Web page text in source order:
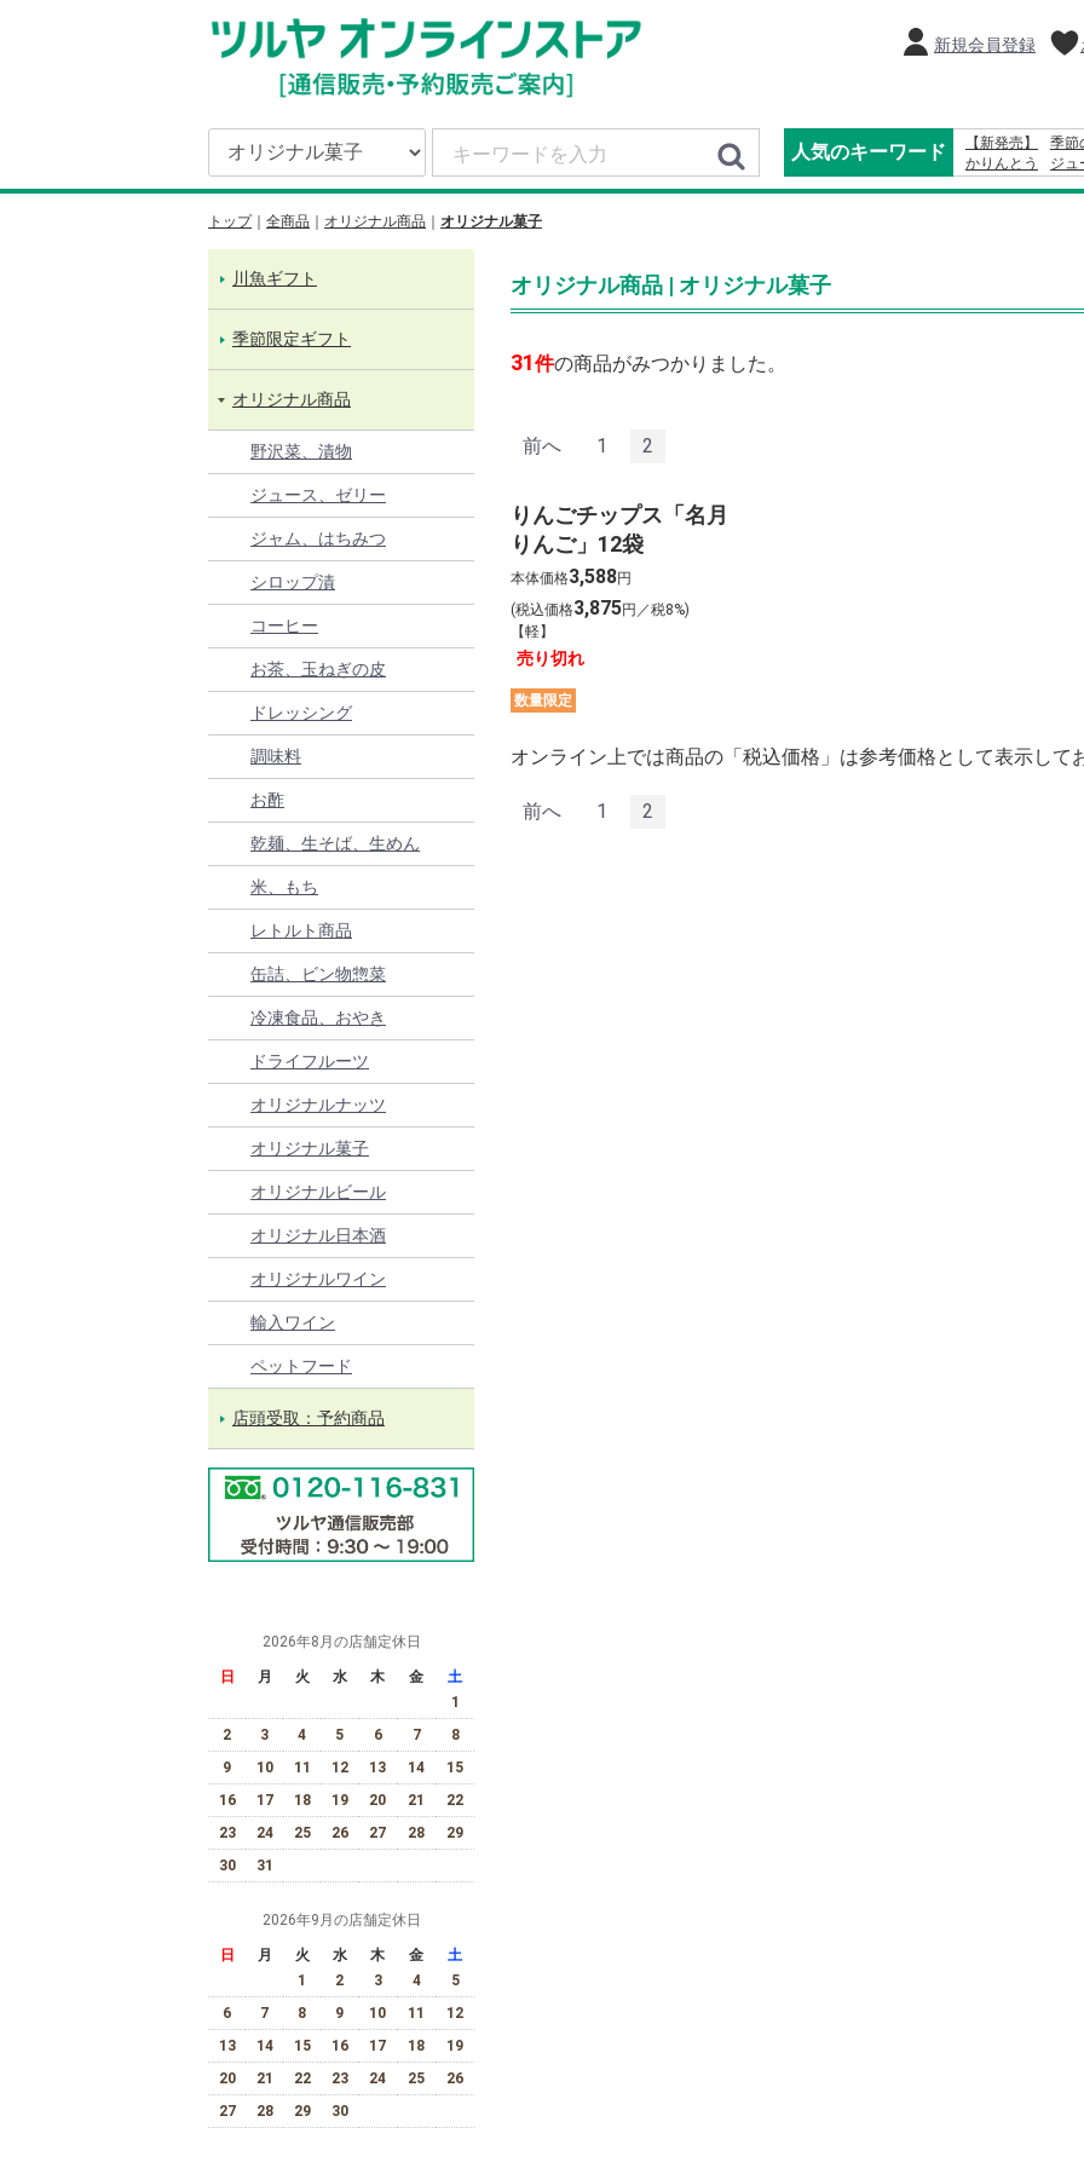
新規会員登録
人気のキーワード 【新発売】 季節
かりんとう
ジュ
トップ
全商品 オリジナル商品 オリジナル菓子
川魚ギフト
季節限定ギフト
オリジナル商品
野沢菜、漬物
ジュース、ゼリー
ジャム、はちみつ
シロップ漬
コーヒー
お茶、玉ねぎの皮
ドレッシング
調味料
お酢
乾麺、生そば、生めん
米、もち
レトルト商品
缶詰、ビン物惣菜
冷凍食品、おやき
ドライフルーツ
オリジナルナッツ
オリジナル菓子
オリジナルビール
オリジナル日本酒
オリジナルワイン
輸入ワイン
ペットフード
店頭受取：予約商品
2026年8月の店舗定休日
日 月 火 水 木 金
土
1
2
3 4 5 6 7
8
9
10 11 12 13 14
15
16
17 18 19 20 21
22
23
24 25 26 27 28
29
30
31
2026年9月の店舗定休日
日 月 火 水 木 金
土
1
2 3 4
5
6
7 8 9 10 11
12
13
14 15 16 17 18
19
20
21 22 23 24 25
26
27
28 29 30
オリジナル商品 | オリジナル菓子
31件の商品がみつかりました。
前へ 1 2
りんごチップス「名月
りんご」12袋
本体価格3,588円
(税込価格3,875円／税8%)
【軽】
売り切れ
数量限定
オンライン上では商品の「税込価格」は参考価格として表示して
前へ 1 2